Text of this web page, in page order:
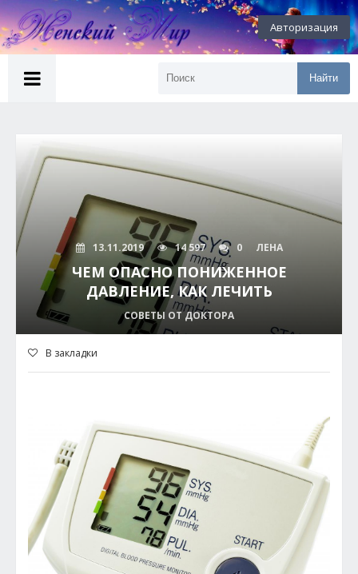
Авторизация
Найти
13.11.2019 14 597 0 ЛЕНА
ЧЕМ ОПАСНО ПОНИЖЕННОЕ
ДАВЛЕНИЕ, КАК ЛЕЧИТЬ
СОВЕТЫ ОТ ДОКТОРА
В закладки